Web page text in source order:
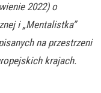
2022) o
i „Mentalistka”
na przestrzeni
krajach.